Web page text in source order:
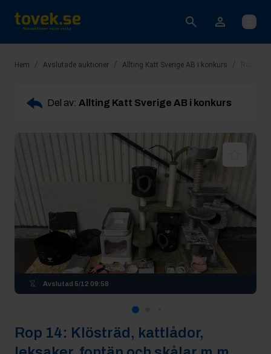
Öppna
Hem / Avslutade auktioner / Allting Katt Sverige AB i konkurs /
Del av: Allting Katt Sverige AB i konkurs
Avslutad 5/12 09:58
Rop 14: Klösträd, kattlådor,